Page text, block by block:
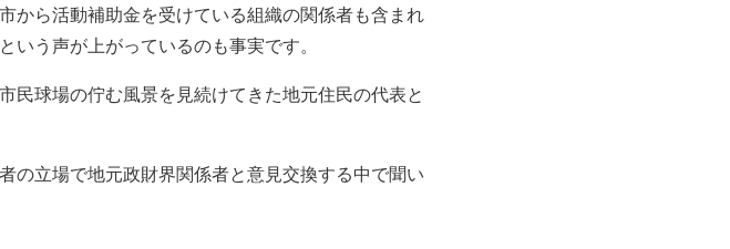
から活動補助金を受けている組織の関係者も含まれ
う声が上がっているのも事実です。
民球場の佇む風景を見続けてきた地元住民の代表と
の立場で地元政財界関係者と意見交換する中で聞い